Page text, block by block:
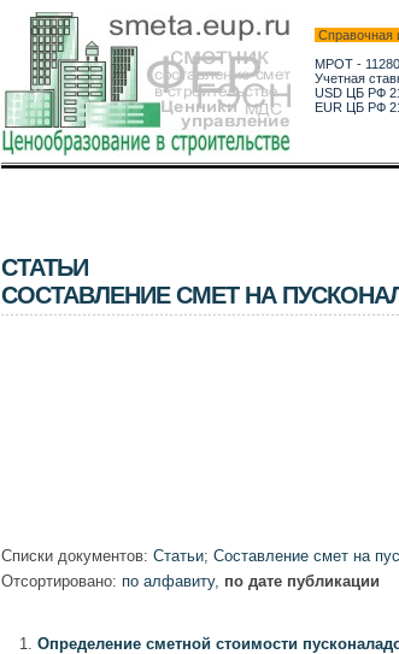
Справочная
МРОТ - 11280
Учетная
USD ЦБ РФ
EUR ЦБ РФ
СТАТЬИ
СОСТАВЛЕНИЕ СМЕТ НА
Списки документов: Статьи; Составление смет на
Отсортировано: по алфавиту, по дате публикации
Определение сметной стоимости